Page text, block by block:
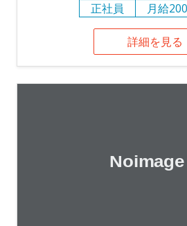
正社員
月給
詳細を見る